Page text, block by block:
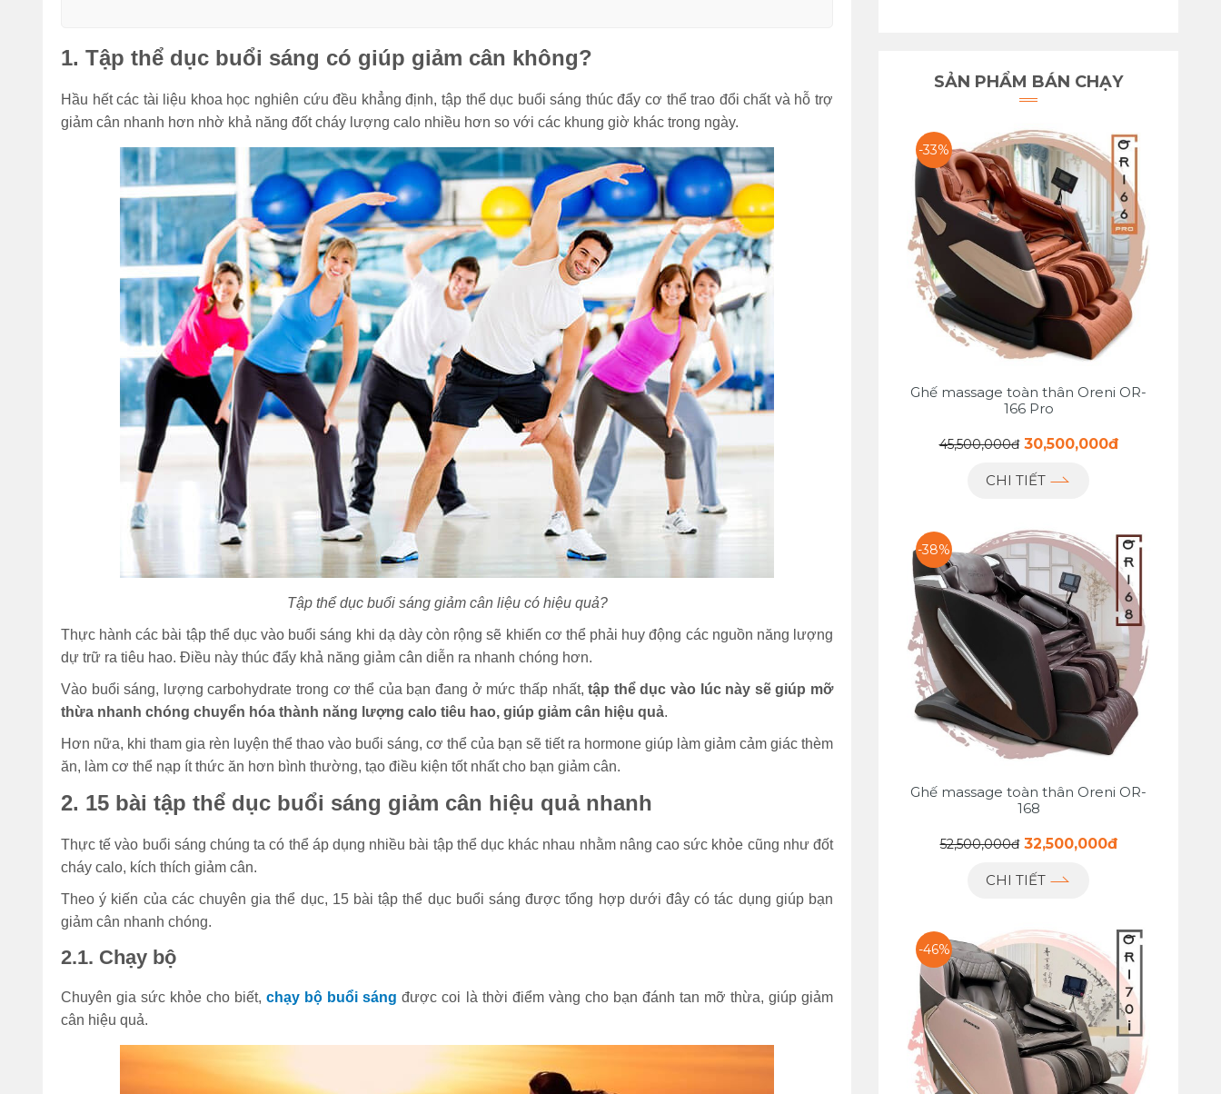
1. Tập thể dục buổi sáng có giúp giảm cân không?
Hầu hết các tài liệu khoa học nghiên cứu đều khẳng định, tập thể dục buổi sáng thúc đẩy cơ thể trao đổi chất và hỗ trợ
giảm cân nhanh hơn nhờ khả năng đốt cháy lượng calo nhiều hơn so với các khung giờ khác trong ngày.
Tập thể dục buổi sáng giảm cân liệu có hiệu quả?
Thực hành các bài tập thể dục vào buổi sáng khi dạ dày còn rộng sẽ khiến cơ thể phải huy động các nguồn năng lượng
dự trữ ra tiêu hao. Điều này thúc đẩy khả năng giảm cân diễn ra nhanh chóng hơn.
Vào buổi sáng, lượng carbohydrate trong cơ thể của bạn đang ở mức thấp nhất,tập thể dục vào lúc này sẽ giúp mỡ
thừa nhanh chóng chuyển hóa thành năng lượng calo tiêu hao, giúp giảm cân hiệu quả.
Hơn nữa, khi tham gia rèn luyện thể thao vào buổi sáng, cơ thể của bạn sẽ tiết ra hormone giúp làm giảm cảm giác thèm
ăn, làm cơ thể nạp ít thức ăn hơn bình thường, tạo điều kiện tốt nhất cho bạn giảm cân.
2. 15 bài tập thể dục buổi sáng giảm cân hiệu quả nhanh
Thực tế vào buổi sáng chúng ta có thể áp dụng nhiều bài tập thể dục khác nhau nhằm nâng cao sức khỏe cũng như đốt
cháy calo, kích thích giảm cân.
Theo ý kiến của các chuyên gia thể dục, 15 bài tập thể dục buổi sáng được tổng hợp dưới đây có tác dụng giúp bạn
giảm cân nhanh chóng.
2.1. Chạy bộ
Chuyên gia sức khỏe cho biết,chạy bộ buổi sáng được coi là thời điểm vàng cho bạn đánh tan mỡ thừa, giúp giảm
cân hiệu quả.
SẢN PHẨM BÁN CHẠY
-33%
Ghế massage toàn thân Oreni OR-
166 Pro
45,500,000đ 30,500,000đ
CHI TIẾT
-38%
Ghế massage toàn thân Oreni OR-
168
52,500,000đ 32,500,000đ
CHI TIẾT
-46%